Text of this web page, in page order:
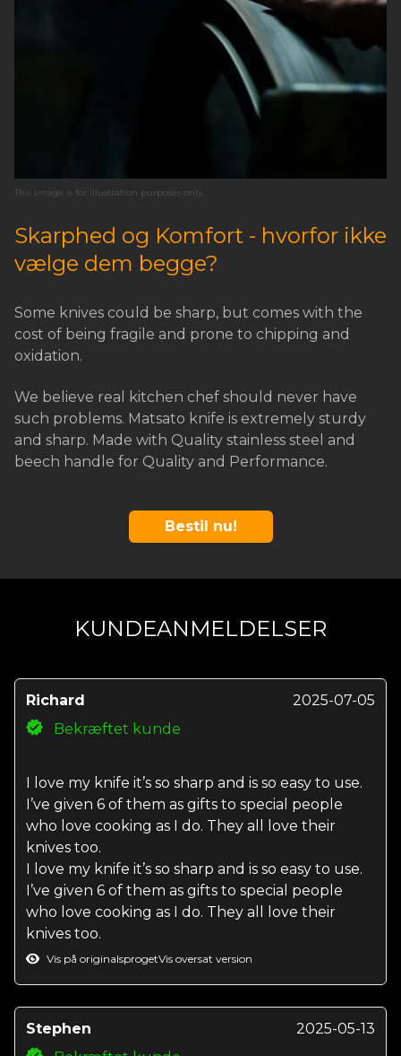
This image is for illustration purposes only.
Skarphed og Komfort - hvorfor ikke
vælge dem begge?
Some knives could be sharp, but comes with the
cost of being fragile and prone to chipping and
oxidation.
We believe real kitchen chef should never have
such problems. Matsato knife is extremely sturdy
and sharp. Made with Quality stainless steel and
beech handle for Quality and Performance.
Bestil nu!
KUNDEANMELDELSER
Richard
2025-07-05
Bekræftet kunde
I love my knife it’s so sharp and is so easy to use.
I’ve given 6 of them as gifts to special people
who love cooking as I do. They all love their
knives too.
I love my knife it’s so sharp and is so easy to use.
I’ve given 6 of them as gifts to special people
who love cooking as I do. They all love their
knives too.
Vis på originalsprogetVis oversat version
Stephen
2025-05-13